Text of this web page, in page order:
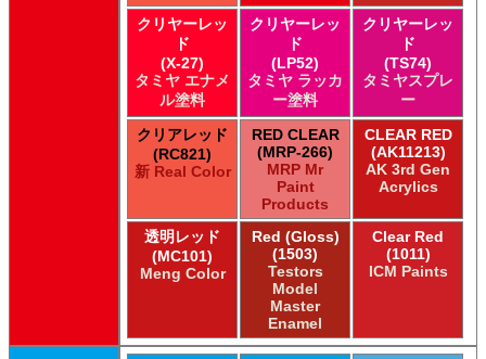
クリヤーレッ
ド
(X-27)
タミヤ エナメ
ル塗料
クリヤーレッ
ド
(LP52)
タミヤ ラッカ
ー塗料
クリヤーレッ
ド
(TS74)
タミヤスプレ
ー
クリアレッド
(RC821)
新 Real Color
RED CLEAR
(MRP-266)
MRP Mr
Paint
Products
CLEAR RED
(AK11213)
AK 3rd Gen
Acrylics
透明レッド
(MC101)
Meng Color
Red (Gloss)
(1503)
Testors
Model
Master
Enamel
Clear Red
(1011)
ICM Paints